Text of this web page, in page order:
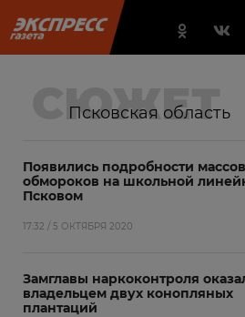
СЮЖЕТ
Псковская область
Появились подробности
обмороков на школьной
Псковом
17:32 / 5 ОКТЯБРЯ 2020
Замглавы наркоконтроля
владельцем двух конопляных
плантаций